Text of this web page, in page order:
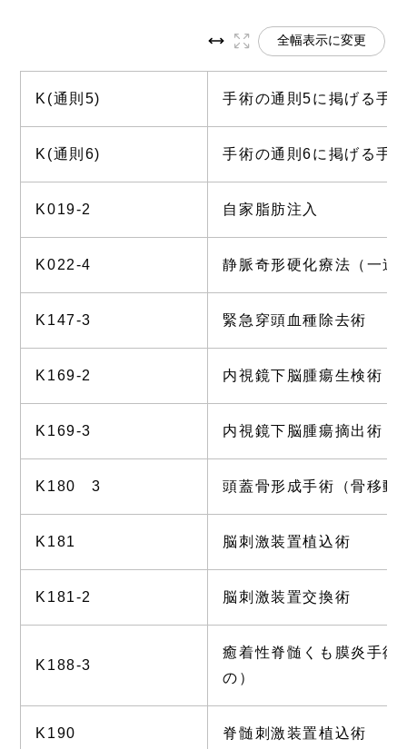
全幅表示に変更
K(通則5) 手術の通則5に掲げる手
K(通則6) 手術の通則6に掲げる手
K019-2 自家脂肪注入
K022-4 静脈奇形硬化療法（一連
K147-3 緊急穿頭血種除去術
K169-2 内視鏡下脳腫瘍生検術
K169-3 内視鏡下脳腫瘍摘出術
K180 3 頭蓋骨形成手術（骨移動
K181 脳刺激装置植込術
K181-2 脳刺激装置交換術
K188-3
癒着性脊髄くも膜炎手術
の）
K190 脊髄刺激装置植込術